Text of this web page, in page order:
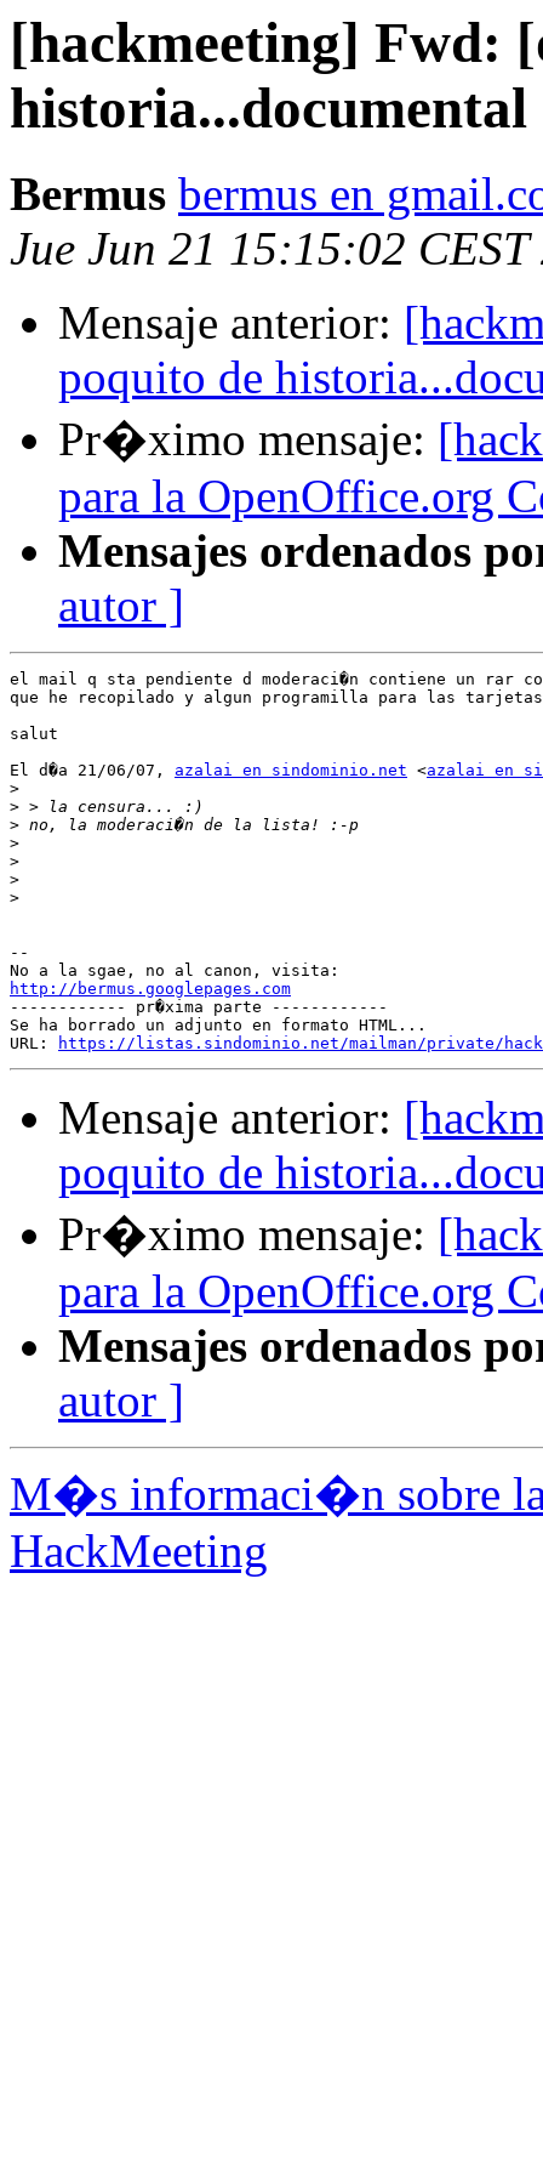
[hackmeeting] Fwd:
historia...documental
Bermus bermus en
Jue Jun 21 15:15:02 CEST
Mensaje anterior:
poquito de
Pr�ximo mensaje:
para la OpenOffice.org
Mensajes ordenados
autor ]
el mail q sta pendiente d moderaci�n contiene un rar
que he recopilado y algun programilla para las tarjetas
salut
El d�a 21/06/07, azalai en sindominio.net <azalai en
>
>
>
>
>
>
>
--
http://bermus.googlepages.com
------------ pr�xima parte ------------
Se ha borrado un adjunto en formato HTML...
URL:
https://listas.sindominio.net/mailman/private/
Mensaje anterior:
poquito de
Pr�ximo mensaje:
para la OpenOffice.org
Mensajes ordenados
autor ]
M�s informaci�n sobre
HackMeeting